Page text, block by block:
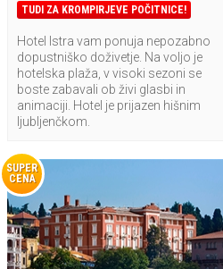
TUDI ZA KROMPIRJEVE POČITNICE!
Hotel Istra vam ponuja nepozabno
dopustniško doživetje. Na voljo je
hotelska plaža, v visoki sezoni se
boste zabavali ob živi glasbi in
animaciji. Hotel je prijazen hišnim
ljubljenčkom.
SUPER
CENA